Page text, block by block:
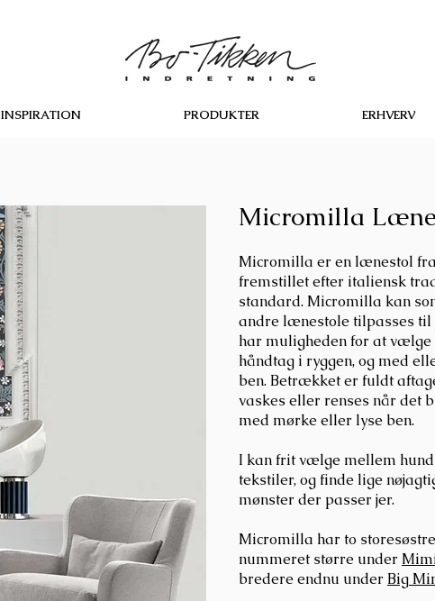
INSPIRATION PRODUKTER ERHVERV
Micromilla
Micromilla er en lænestol
fremstillet efter italiensk
standard. Micromilla kan
andre lænestole tilpasses til
har muligheden for at
håndtag i ryggen, og med
ben. Betrækket er fuldt
vaskes eller renses når det
med mørke eller lyse ben.
I kan frit vælge mellem
tekstiler, og finde lige
mønster der passer jer.
Micromilla har to
nummeret større under
bredere endnu under Big